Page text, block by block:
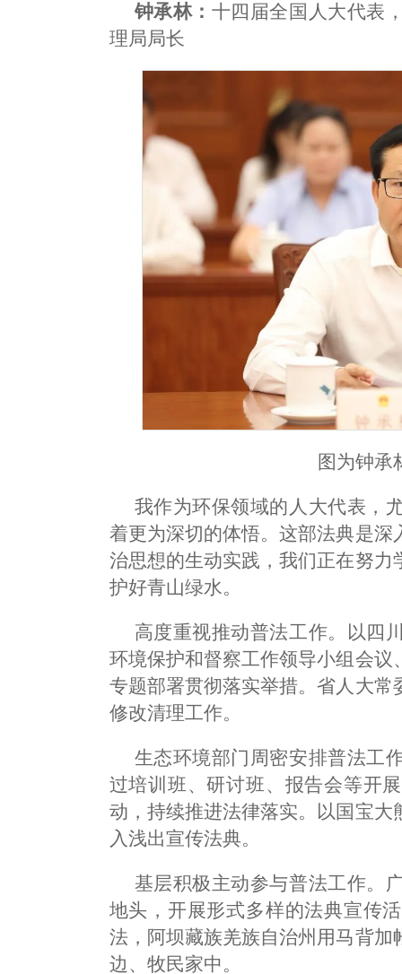
钟承林： 十四届全国人大代表
理局局长
图为钟承
我作为环保领域的人大代表，
着更为深切的体悟。这部法典是
治思想的生动实践，我们正在努
护好青山绿水。
高度重视推动普法工作。以四
环境保护和督察工作领导小组会
专题部署贯彻落实举措。省人大
修改清理工作。
生态环境部门周密安排普法工
过培训班、研讨班、报告会等开
动，持续推进法律落实。以国宝
入浅出宣传法典。
基层积极主动参与普法工作。
地头，开展形式多样的法典宣传
法，阿坝藏族羌族自治州用马背
边、牧民家中。